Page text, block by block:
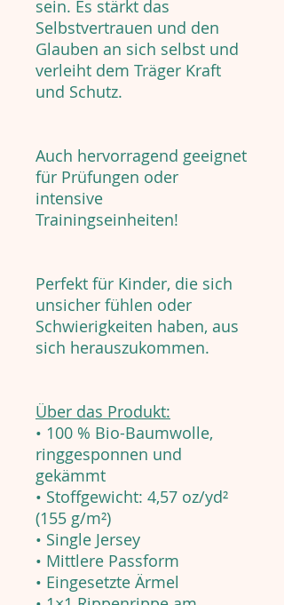
sein. Es stärkt das
Selbstvertrauen und den
Glauben an sich selbst und
verleiht dem Träger Kraft
und Schutz.
Auch hervorragend geeignet
für Prüfungen oder
intensive
Trainingseinheiten!
Perfekt für Kinder, die sich
unsicher fühlen oder
Schwierigkeiten haben, aus
sich herauszukommen.
Über das Produkt:
• 100 % Bio-Baumwolle,
ringgesponnen und
gekämmt
• Stoffgewicht: 4,57 oz/yd²
(155 g/m²)
• Single Jersey
• Mittlere Passform
• Eingesetzte Ärmel